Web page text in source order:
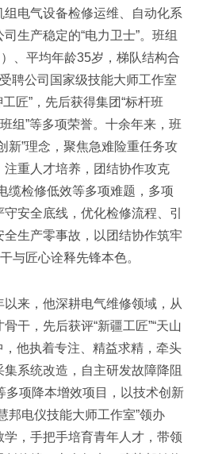
电气设备检修运维、自动化系
生产稳定的“电力卫士”。班组
、平均年龄35岁，梯队结构合
聘公司国家级技能大师工作室
匠”，先后获得集团“标杆班
组”等多项荣誉。十余年来，班
新”理念，聚焦急难险重任务攻
重人才培养，团结协作攻克
缆检修低效等多项难题，多项
安全底线，优化检修流程、引
全生产零事故，以团结协作筑牢
与匠心诠释先锋本色。
来，他深耕电气维修领域，从
干，先后获评“新疆工匠”“天山
，他执着专注、精益求精，牵头
系统改造，自主研发故障降阻
多项降本增效项目，以技术创新
邦电仪技能大师工作室”领办
学，手把手培育青年人才，带领